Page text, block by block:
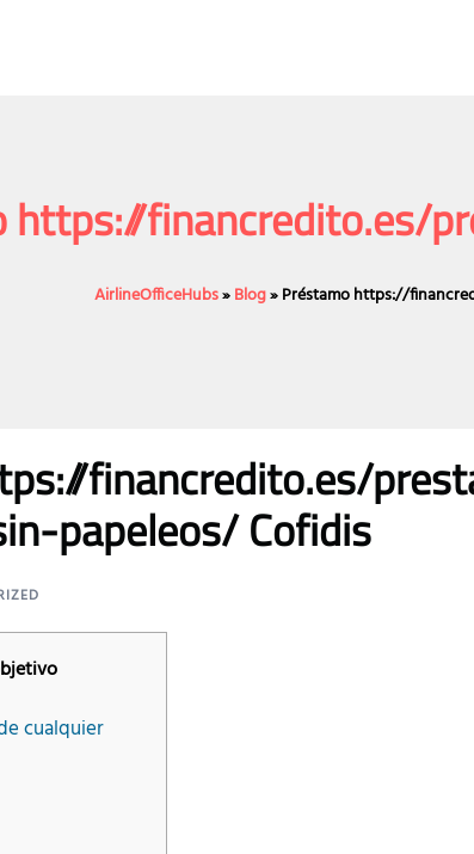
https://financredito.es/
AirlineOfficeHubs»Blog»Préstamo https://
financredito.es/
papeleos/ Cofidis
cualquier